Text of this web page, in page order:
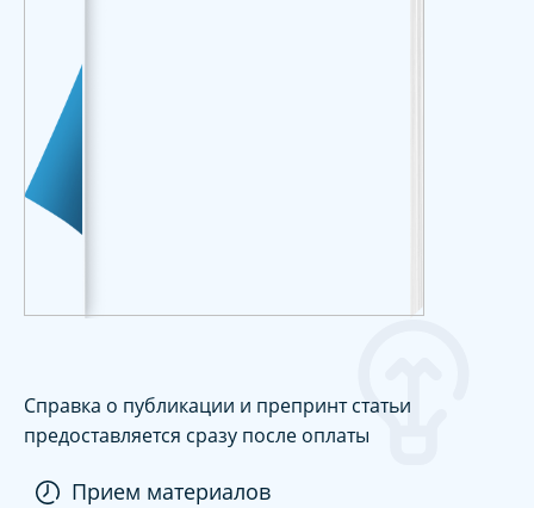
Справка о публикации и препринт статьи
предоставляется сразу после оплаты
Прием материалов